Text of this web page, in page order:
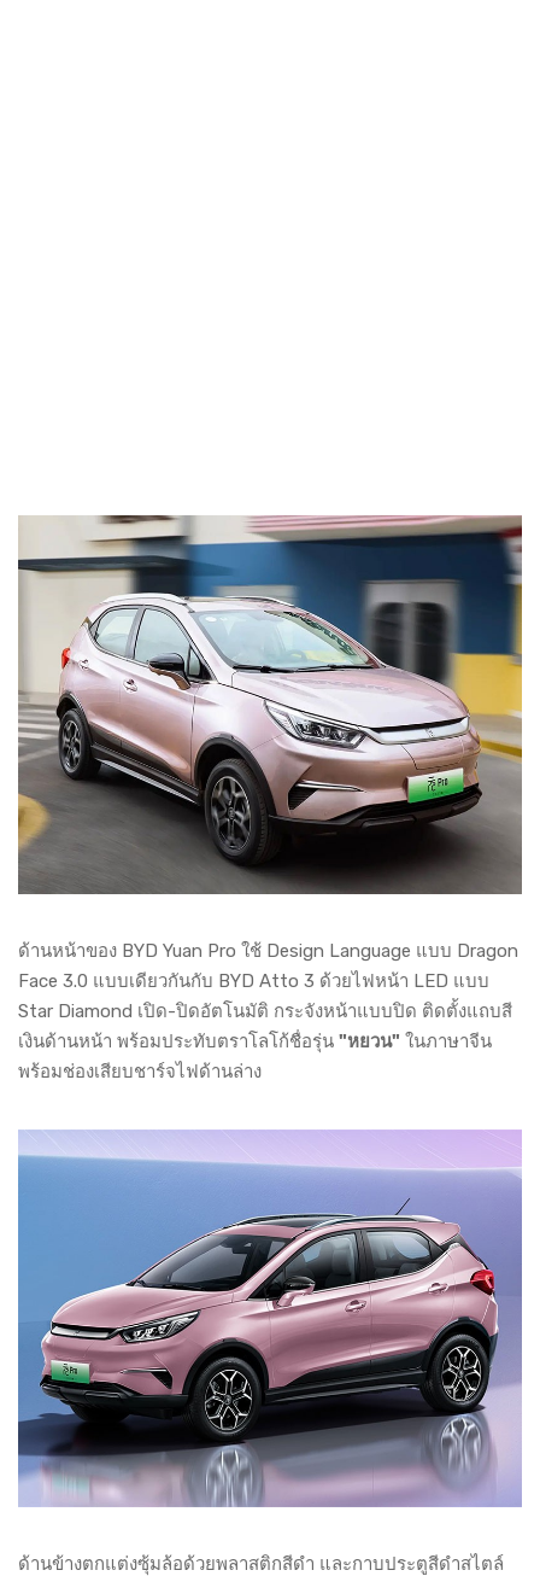
ด้านหน้าของ BYD Yuan Pro ใช้ Design Language แบบ Dragon
Face 3.0 แบบเดียวกันกับ BYD Atto 3 ด้วยไฟหน้า LED แบบ
Star Diamond เปิด-ปิดอัตโนมัติ กระจังหน้าแบบปิด ติดตั้งแถบสี
เงินด้านหน้า พร้อมประทับตราโลโก้ชื่อรุ่น "หยวน" ในภาษาจีน
พร้อมช่องเสียบชาร์จไฟด้านล่าง
ด้านข้างตกแต่งซุ้มล้อด้วยพลาสติกสีดำ และกาบประตูสีดำสไตล์